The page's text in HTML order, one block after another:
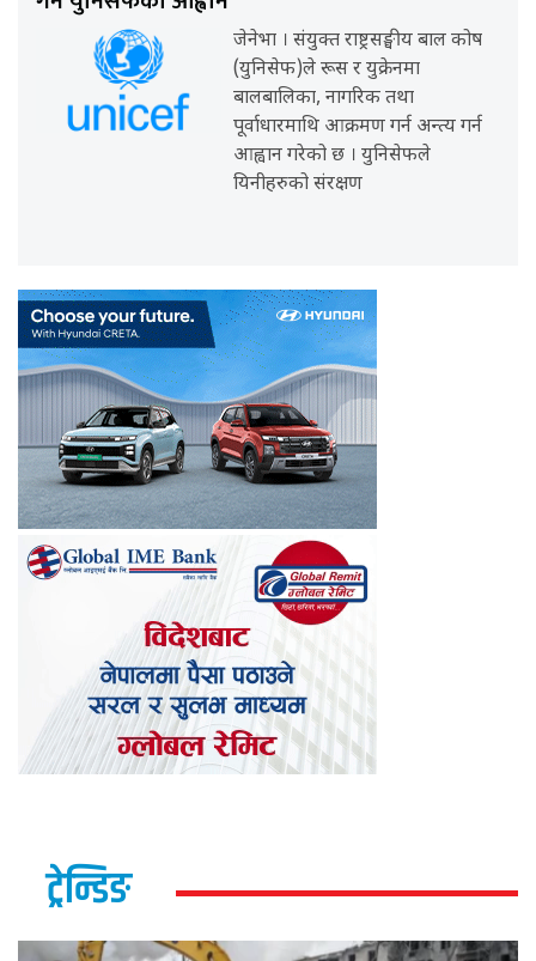
जेनेभा । संयुक्त राष्ट्रसङ्घीय बाल कोष
(युनिसेफ)ले रूस र युक्रेनमा
बालबालिका, नागरिक तथा
पूर्वाधारमाथि आक्रमण गर्न अन्त्य गर्न
आह्वान गरेको छ । युनिसेफले
यिनीहरुको संरक्षण
ट्रेन्डिङ